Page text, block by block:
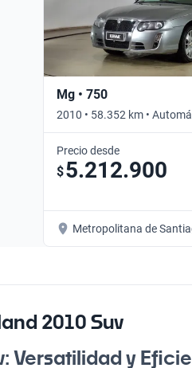
Mg • 750
2010 • 58.352 km •
Precio desde
$5.212.900
Metropolitana de
2010 Suv
Versatilidad y